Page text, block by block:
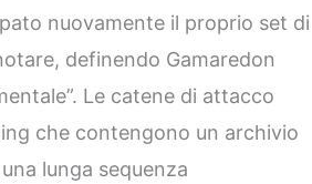
nuovamente il proprio set di
definendo Gamaredon
Le catene di attacco
che contengono un archivio
lunga sequenza